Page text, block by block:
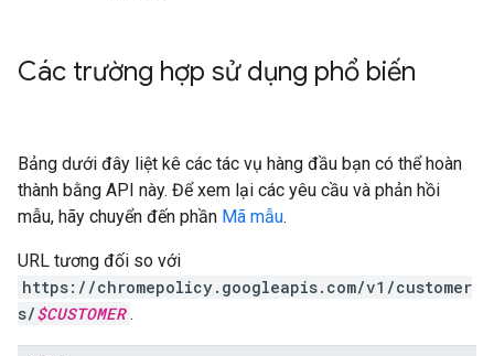
Các trường hợp sử dụng phổ biến
Bảng dưới đây liệt kê các tác vụ hàng đầu bạn có thể hoàn
thành bằng API này. Để xem lại các yêu cầu và phản hồi
mẫu, hãy chuyển đến phần Mã mẫu.
URL tương đối so với
https://chromepolicy.googleapis.com/v1/customer
s/$CUSTOMER .